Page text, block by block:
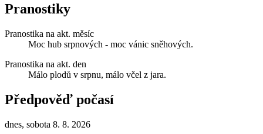
Pranostiky
Pranostika na akt. měsíc
Moc hub srpnových - moc vánic sněhových.
Pranostika na akt. den
Málo plodů v srpnu, málo včel z jara.
Předpověď počasí
dnes, sobota 8. 8. 2026